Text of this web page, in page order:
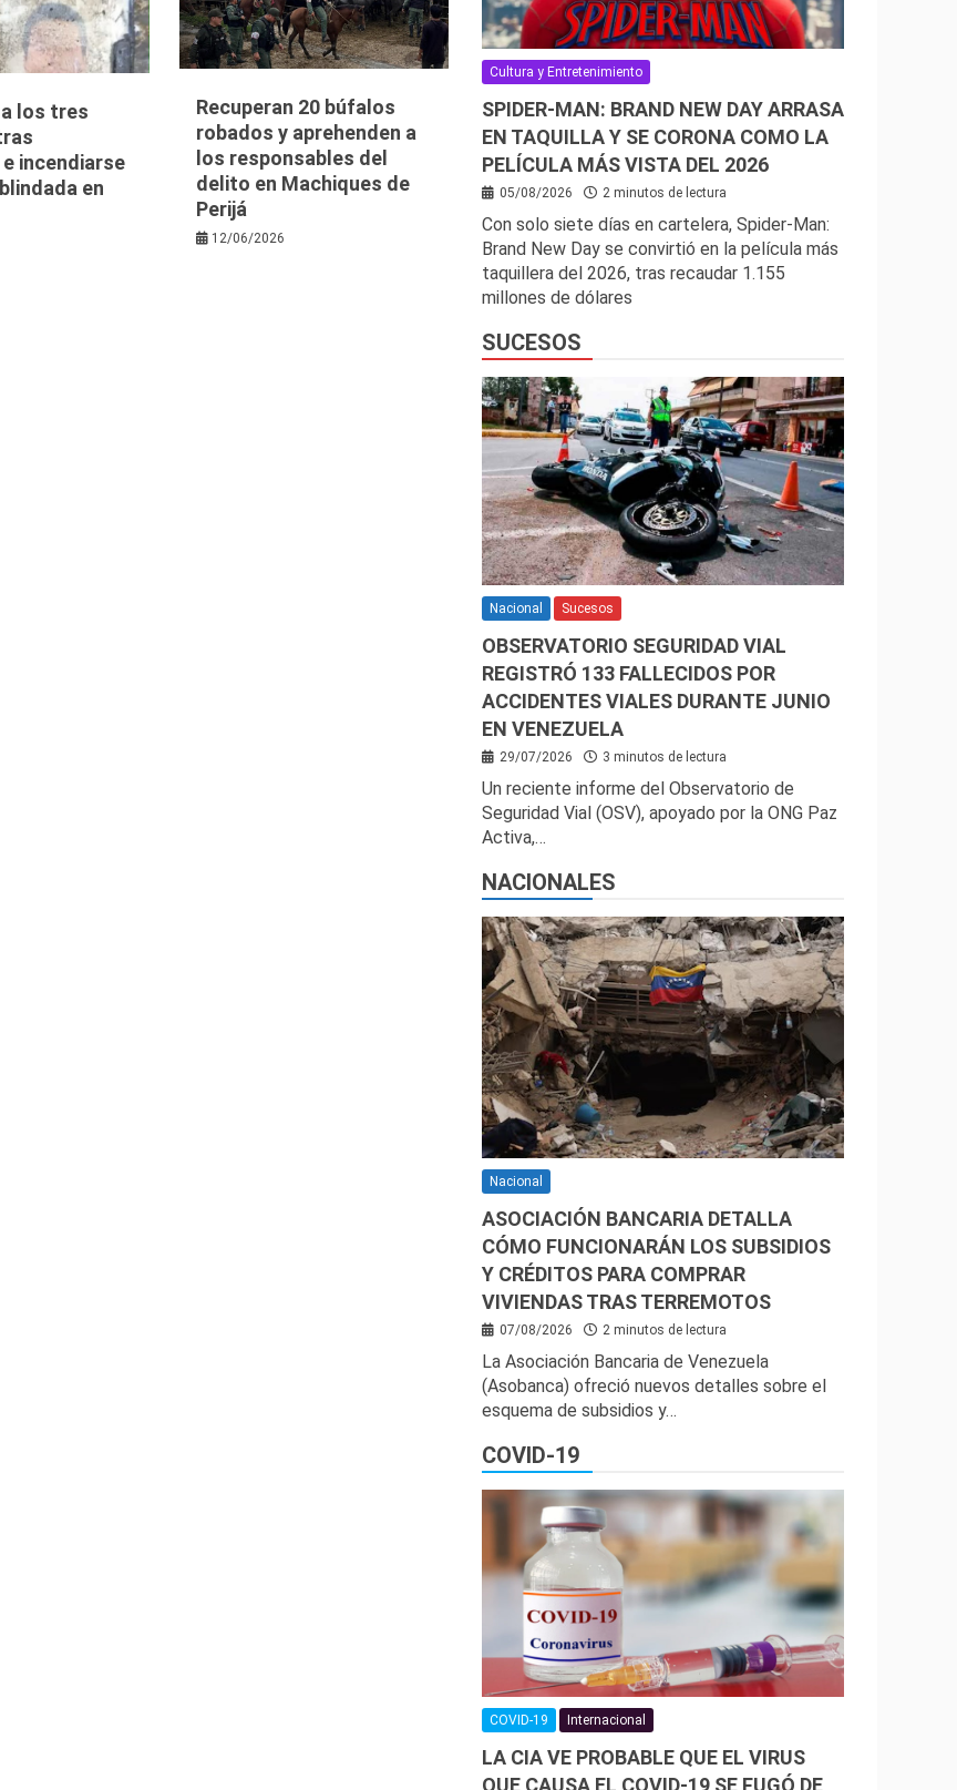
los tres
incendiarse
en
Recuperan 20 búfalos
robados y aprehenden a
los responsables del
delito en Machiques de
Perijá
12/06/2026
Cultura y Entretenimiento
SPIDER-MAN: BRAND NEW DAY ARRASA
EN TAQUILLA Y SE CORONA COMO LA
PELÍCULA MÁS VISTA DEL 2026
05/08/2026 2 minutos de lectura
Con solo siete días en cartelera, Spider-Man:
Brand New Day se convirtió en la película más
taquillera del 2026, tras recaudar 1.155
millones de dólares
SUCESOS
Nacional Sucesos
OBSERVATORIO SEGURIDAD VIAL
REGISTRÓ 133 FALLECIDOS POR
ACCIDENTES VIALES DURANTE JUNIO
EN VENEZUELA
29/07/2026 3 minutos de lectura
Un reciente informe del Observatorio de
Seguridad Vial (OSV), apoyado por la ONG Paz
Activa,…
NACIONALES
Nacional
ASOCIACIÓN BANCARIA DETALLA
CÓMO FUNCIONARÁN LOS SUBSIDIOS
Y CRÉDITOS PARA COMPRAR
VIVIENDAS TRAS TERREMOTOS
07/08/2026 2 minutos de lectura
La Asociación Bancaria de Venezuela
(Asobanca) ofreció nuevos detalles sobre el
esquema de subsidios y…
COVID-19
COVID-19 Internacional
LA CIA VE PROBABLE QUE EL VIRUS